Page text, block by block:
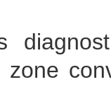
zone